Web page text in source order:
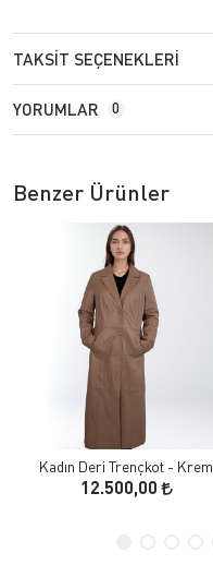
TAKSIT SEÇENEKLERI
YORUMLAR 0
Benzer Ürünler
Kadın Deri Trençkot - Krem
12.500,00